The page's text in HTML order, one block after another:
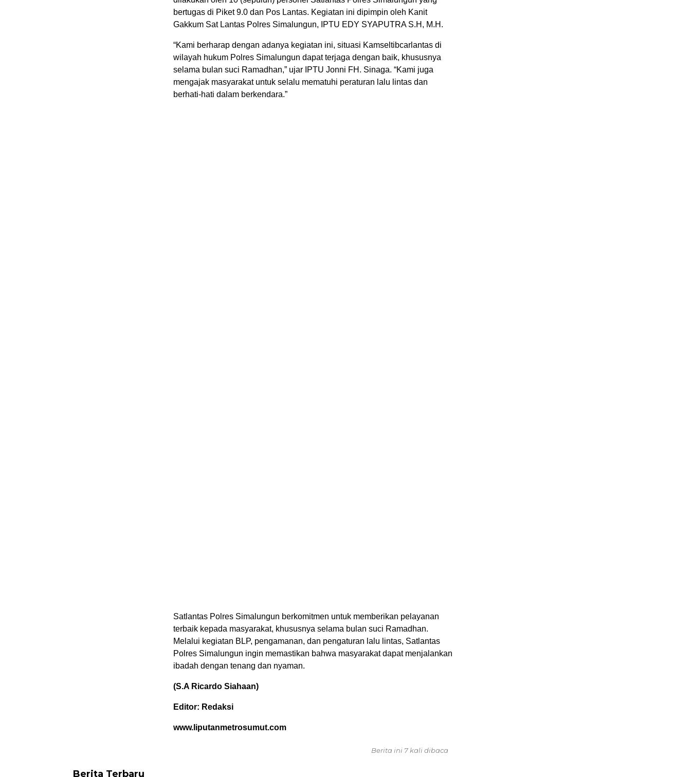
bertugas di Piket 9.0 dan Pos Lantas. Kegiatan ini dipimpin oleh Kanit
Gakkum Sat Lantas Polres Simalungun, IPTU EDY SYAPUTRA S.H, M.H.
“Kami berharap dengan adanya kegiatan ini, situasi Kamseltibcarlantas di
wilayah hukum Polres Simalungun dapat terjaga dengan baik, khususnya
selama bulan suci Ramadhan,” ujar IPTU Jonni FH. Sinaga. “Kami juga
mengajak masyarakat untuk selalu mematuhi peraturan lalu lintas dan
berhati-hati dalam berkendara.”
Satlantas Polres Simalungun berkomitmen untuk memberikan pelayanan
terbaik kepada masyarakat, khususnya selama bulan suci Ramadhan.
Melalui kegiatan BLP, pengamanan, dan pengaturan lalu lintas, Satlantas
Polres Simalungun ingin memastikan bahwa masyarakat dapat menjalankan
ibadah dengan tenang dan nyaman.
(S.A Ricardo Siahaan)
Editor: Redaksi
www.liputanmetrosumut.com
Berita ini 7 kali dibaca
Berita Terbaru